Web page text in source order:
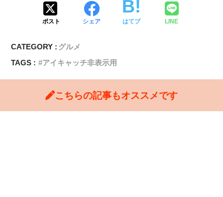
ポスト シェア はてブ LINE
CATEGORY : グルメ
TAGS :
アイキャッチ非表示用
こちらの記事もオススメです